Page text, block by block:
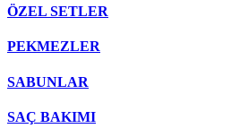
ÖZEL SETLER
PEKMEZLER
SABUNLAR
SAÇ BAKIMI